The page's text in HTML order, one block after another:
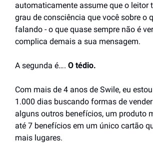
automaticamente assume que o leitor
grau de consciência que você sobre o
falando - o que quase sempre não é
complica demais a sua mensagem.
A segunda é…. O tédio.
Com mais de 4 anos de Swile, eu
1.000 dias buscando formas de
alguns outros benefícios, um produto
até 7 benefícios em um único cartão
mais lugares.